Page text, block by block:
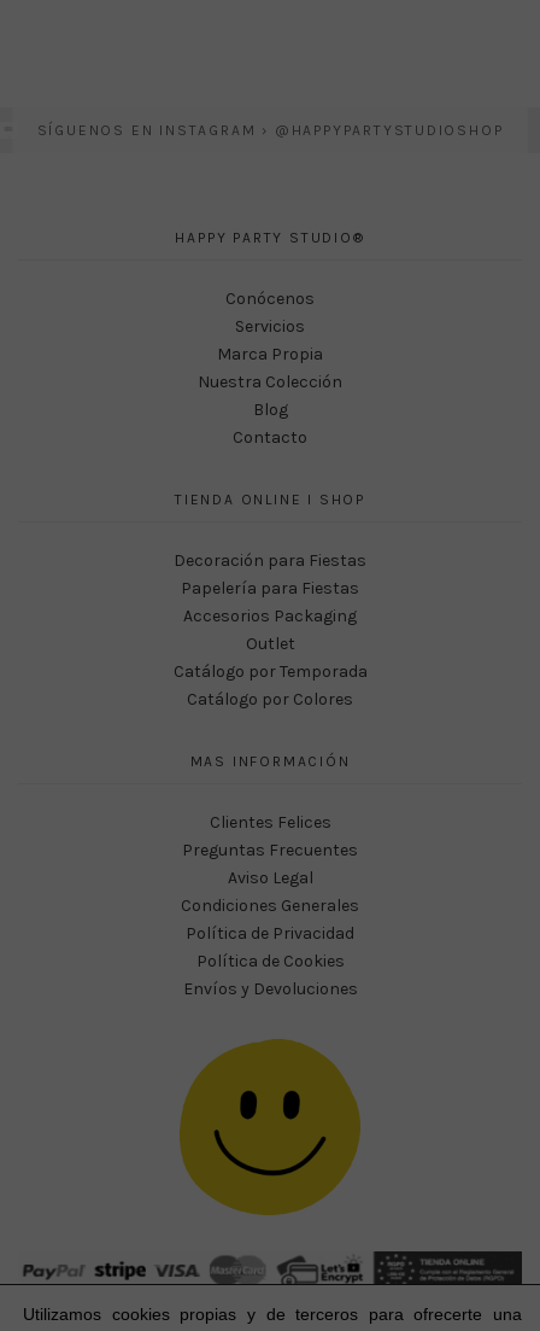
SÍGUENOS EN INSTAGRAM › @HAPPYPARTYSTUDIOSHOP
HAPPY PARTY STUDIO®
Conócenos
Servicios
Marca Propia
Nuestra Colección
Blog
Contacto
TIENDA ONLINE I SHOP
Decoración para Fiestas
Papelería para Fiestas
Accesorios Packaging
Outlet
Catálogo por Temporada
Catálogo por Colores
MAS INFORMACIÓN
Clientes Felices
Preguntas Frecuentes
Aviso Legal
Condiciones Generales
Política de Privacidad
Política de Cookies
Envíos y Devoluciones
Utilizamos cookies propias y de terceros para ofrecerte una